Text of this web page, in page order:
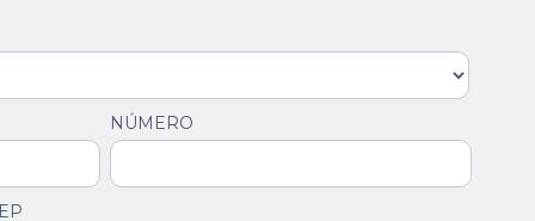
NÚMERO